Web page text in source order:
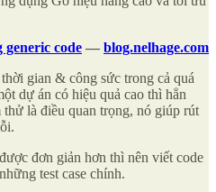
code — blog.nelhage.com
gian & công sức trong cả quá
dự án có hiệu quả cao thì hẳn
thử là điều quan trọng, nó giúp rút
đơn giản hơn thì nên viết code
test case chính.